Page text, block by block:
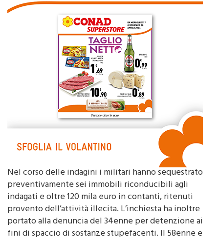
Nel corso delle indagini i militari hanno sequestrato
preventivamente sei immobili riconducibili agli
indagati e oltre 120 mila euro in contanti, ritenuti
provento dell’attività illecita. L’inchiesta ha inoltre
portato alla denuncia del 34enne per detenzione ai
fini di spaccio di sostanze stupefacenti. Il 58enne e
il 30enne, insieme a un uomo di 57 anni e a due